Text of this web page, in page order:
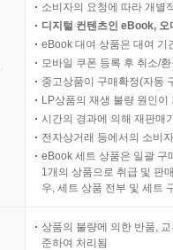
소비자의 요청에 따라 개별
디지털 컨텐츠인 eBook,
eBook 대여 상품은 대여 기
모바일 쿠폰 등록 후 취소/
중고상품이 구매확정(자동
LP상품의 재생 불량 원인
시간의 경과에 의해 재판매
전자상거래 등에서의 소비
eBook 세트 상품은 일괄 구
1개의 상품으로 취급 및 판
우, 세트 상품 전부 및 세트
상품의 불량에 의한 반품,
준하여 처리됨